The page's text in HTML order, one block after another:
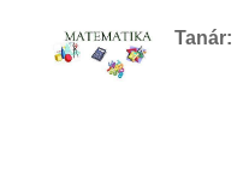
Tanár: